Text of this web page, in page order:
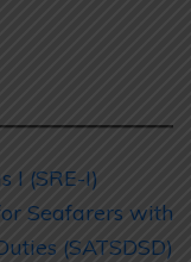
I (SRE-I)
Seafarers with
(SATSDSD)